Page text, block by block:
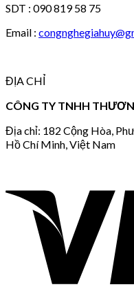
SDT : 090 819 58 75
Email :
ĐỊA CHỈ
CÔNG TY TNHH
Địa chỉ: 182 Cộng Hòa,
Hồ Chí Minh, Việt Nam